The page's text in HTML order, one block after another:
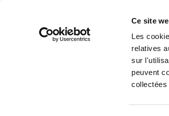
Ce site
Les
relatives
sur
peuvent
collectées
Faciliter
circulaire